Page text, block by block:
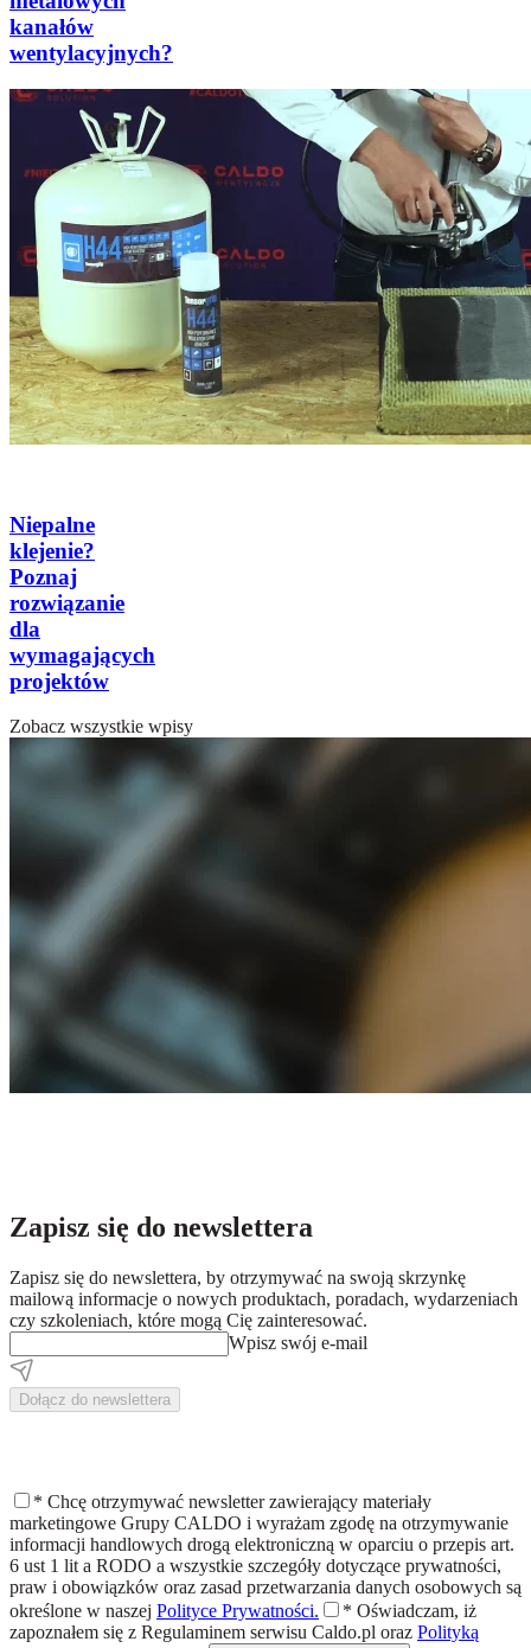
kanałów
wentylacyjnych?
Niepalne
klejenie?
Poznaj
rozwiązanie
dla
wymagających
projektów
Zobacz wszystkie wpisy
Zapisz się do newslettera
Zapisz się do newslettera, by otrzymywać na swoją skrzynkę
mailową informacje o nowych produktach, poradach, wydarzeniach
czy szkoleniach, które mogą Cię zainteresować.
Wpisz swój e-mail
Dołącz do newslettera
* Chcę otrzymywać newsletter zawierający materiały
marketingowe Grupy CALDO i wyrażam zgodę na otrzymywanie
informacji handlowych drogą elektroniczną w oparciu o przepis art.
6 ust 1 lit a RODO a wszystkie szczegóły dotyczące prywatności,
praw i obowiązków oraz zasad przetwarzania danych osobowych są
określone w naszej Polityce Prywatności. * Oświadczam, iż
zapoznałem się z Regulaminem serwisu Caldo.pl oraz Polityką